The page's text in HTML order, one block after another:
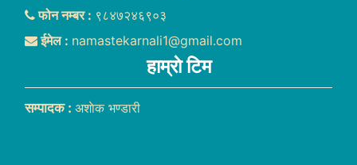
फोन नम्बर : ९८४७२४६९०३
ईमेल : namastekarnali1@gmail.com
हाम्राे टिम
सम्पादक : अशाेक भण्डारी